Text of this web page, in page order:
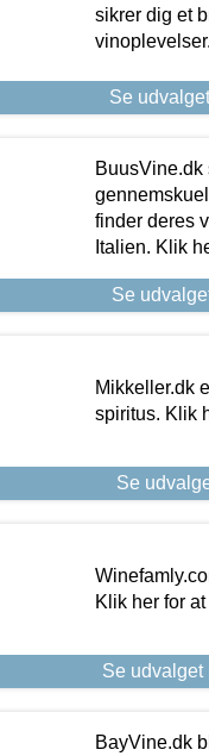
sikrer dig et
Se
BuusVine.dk
finder deres
Italien. Klik
Se
Mikkeller.dk
spiritus. Klik
Se
Klik her for
Se udvalget
BayVine.dk